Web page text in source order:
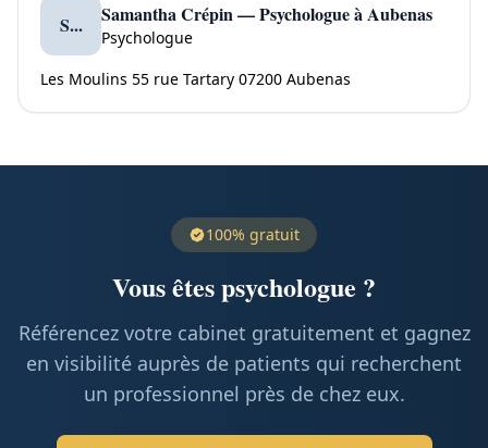
S... Samantha Crépin — Psychologue à Aubenas
Psychologue
Les Moulins 55 rue Tartary 07200 Aubenas
100% gratuit
Vous êtes psychologue ?
Référencez votre cabinet gratuitement et gagnez
en visibilité auprès de patients qui recherchent
un professionnel près de chez eux.